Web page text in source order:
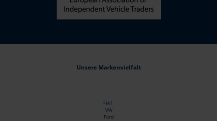
Unsere Markenvielfalt
FIAT
VW
Ford